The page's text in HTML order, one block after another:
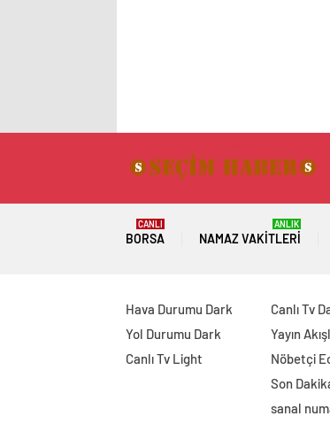
BORSA
CANLI
NAMAZ VAKITLERI
ANLIK
Hava Durumu Dark
Yol Durumu Dark
Canlı Tv Light
Canlı Tv
Yayın
Nöbetçi
Son
sanal